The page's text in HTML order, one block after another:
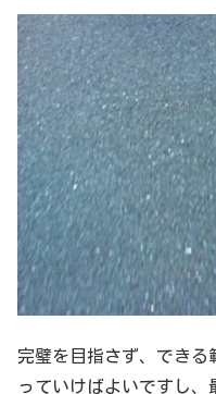
完璧を目指さず、できる
っていけばよいですし